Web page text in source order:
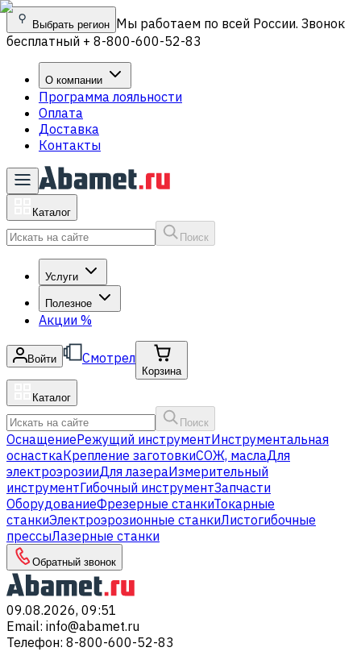
Выбрать регион Мы работаем по всей России. Звонок
бесплатный + 8-800-600-52-83
О компании
Программа лояльности
Оплата
Доставка
Контакты
Каталог
Поиск
Услуги
Полезное
Акции %
Войти Смотрел
Корзина
Каталог
Поиск
ОснащениеРежущий инструментИнструментальная
оснасткаКрепление заготовкиСОЖ, маслаДля
электроэрозииДля лазераИзмерительный
инструментГибочный инструментЗапчасти
ОборудованиеФрезерные станкиТокарные
станкиЭлектроэрозионные станкиЛистогибочные
прессыЛазерные станки
Обратный звонок
09.08.2026, 09:51
Email: info@abamet.ru
Телефон: 8-800-600-52-83